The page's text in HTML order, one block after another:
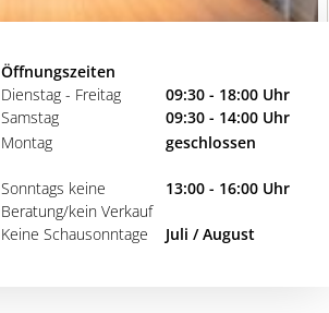
Öffnungszeiten
Dienstag - Freitag
09:30 - 18:00 Uhr
Samstag
09:30 - 14:00 Uhr
Montag
geschlossen
Sonntags keine
13:00 - 16:00 Uhr
Beratung/kein Verkauf
Keine Schausonntage
Juli / August